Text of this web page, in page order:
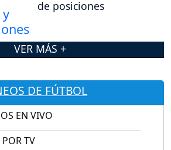
de posiciones
VER MÁS +
DE FÚTBOL
EN VIVO
TV